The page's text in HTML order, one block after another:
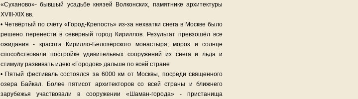
«Суханово»- бывшый усадьбе князей Волконских, памятнике архитектуры
XVIII-XIX вв.
• Четвёртый по счёту «Город-Крепость» из-за нехватки снега в Москве было
решено перенести в северный город Кириллов. Результат превзошёл все
ожидания - красота Кирилло-Белозёрского монастыря, мороз и солнце
способствовали постройке удивительных сооружений из снега и льда и
стимулу развивать идею «Городов» дальше по всей стране
• Пятый фестиваль состоялся за 6000 км от Москвы, посреди священного
озера Байкал. Более пятисот архитекторов со всей страны и ближнего
зарубежья участвовали в сооружении «Шаман-города» - пристанища